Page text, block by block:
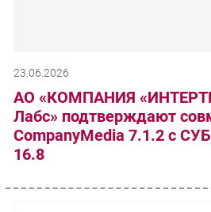
23.06.2026
АО «КОМПАНИЯ
Лабс» подтверждают
CompanyMedia 7.1.2 с
16.8